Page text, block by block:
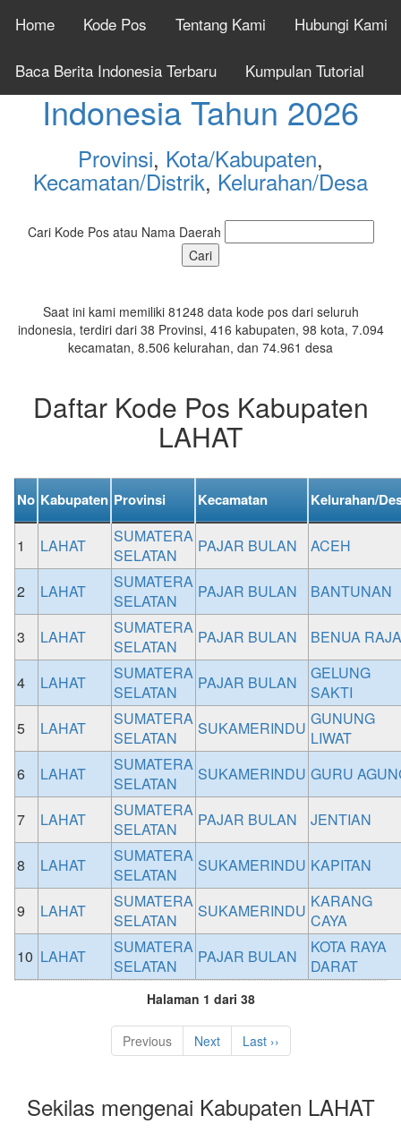
Home Kode Pos Tentang Kami Hubungi Kami
Baca Berita Indonesia Terbaru Kumpulan Tutorial
Cek Kode Pos Seluruh
Indonesia Tahun 2026
Provinsi, Kota/Kabupaten,
Kecamatan/Distrik, Kelurahan/Desa
Cari Kode Pos atau Nama Daerah
Saat ini kami memiliki 81248 data kode pos dari seluruh
indonesia, terdiri dari 38 Provinsi, 416 kabupaten, 98 kota, 7.094
kecamatan, 8.506 kelurahan, dan 74.961 desa
Daftar Kode Pos Kabupaten
LAHAT
No Kabupaten Provinsi Kecamatan Kelurahan/
1 LAHAT
SUMATERA
SELATAN
PAJAR BULAN ACEH
2 LAHAT
SUMATERA
SELATAN
PAJAR BULAN BANTUNAN
3 LAHAT
SUMATERA
SELATAN
PAJAR BULAN BENUA RAJA
4 LAHAT
SUMATERA
SELATAN
PAJAR BULAN
GELUNG
SAKTI
5
LAHAT
SUMATERA
SELATAN
SUKAMERINDU GUNUNG
LIWAT
6
LAHAT
SUMATERA
SELATAN
SUKAMERINDU GURU
7 LAHAT
SUMATERA
SELATAN
PAJAR BULAN JENTIAN
8 LAHAT
SUMATERA
SELATAN
SUKAMERINDU KAPITAN
9 LAHAT
SUMATERA
SELATAN
SUKAMERINDU KARANG
CAYA
10 LAHAT
SUMATERA
SELATAN
PAJAR BULAN
KOTA RAYA
DARAT
Halaman 1 dari 38
Previous Next Last ››
Sekilas mengenai Kabupaten LAHAT